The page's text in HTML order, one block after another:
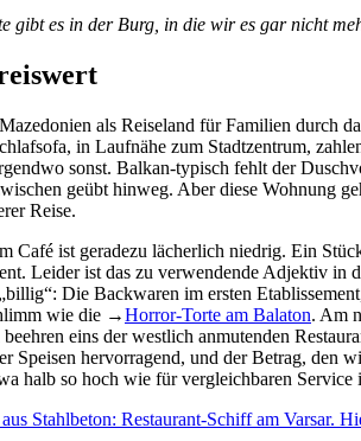
gibt es in der Burg, in die wir es gar nicht
als Reiseland für Familien durch
in Laufnähe zum Stadtzentrum,
sonst. Balkan-typisch fehlt der
geübt hinweg. Aber diese Wohnung
Reise.
Café ist geradezu lächerlich niedrig. Ein
Leider ist das zu verwendende Adjektiv in
Die Backwaren im ersten
wie die →Horror-Torte am Balaton. Am
eins der westlich anmutenden
Speisen hervorragend, und der Betrag, den
halb so hoch wie für vergleichbaren Service